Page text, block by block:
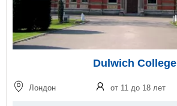
Dulwich College
Лондон от 11 до 18 лет